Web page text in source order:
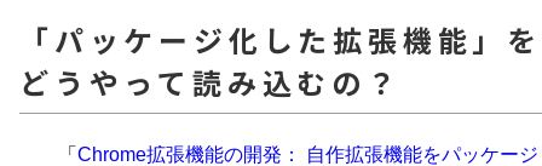
「パッケージ化した拡張機能」を
どうやって読み込むの？
「 Chrome拡張機能の開発： 自作拡張機能をパッケージ